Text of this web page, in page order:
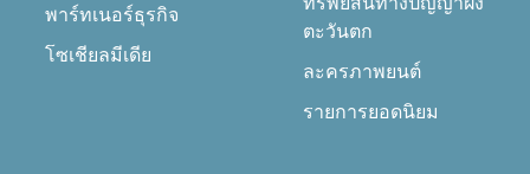
พาร์ทเนอร์ธุรกิจ
โซเชียลมีเดีย
ทรัพย์สินทางปัญญาฝั่ง
ตะวันตก
ละครภาพยนต์
รายการยอดนิยม